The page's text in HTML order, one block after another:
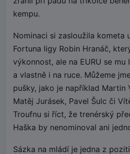
kempu.
Nominaci si zasloužila kometa
Fortuna ligy Robin Hranáč,
výkonnost, ale na EURU se mu
a vlastně i na ruce. Můžeme
pušky, jako je například Martin
Matěj Jurásek, Pavel Šulc či
Troufnu si říct, že trenérský
Haška by nenominoval ani
Sázka na mládí je jedna z